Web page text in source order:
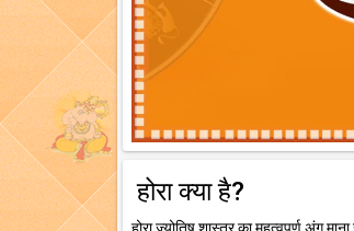
होरा क्या है?